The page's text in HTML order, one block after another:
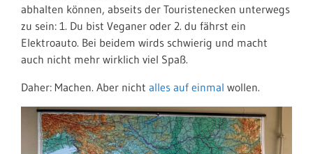
abhalten können, abseits der Touristenecken unterwegs
zu sein: 1. Du bist Veganer oder 2. du fährst ein
Elektroauto. Bei beidem wirds schwierig und macht
auch nicht mehr wirklich viel Spaß.
Daher: Machen. Aber nicht alles auf einmal wollen.